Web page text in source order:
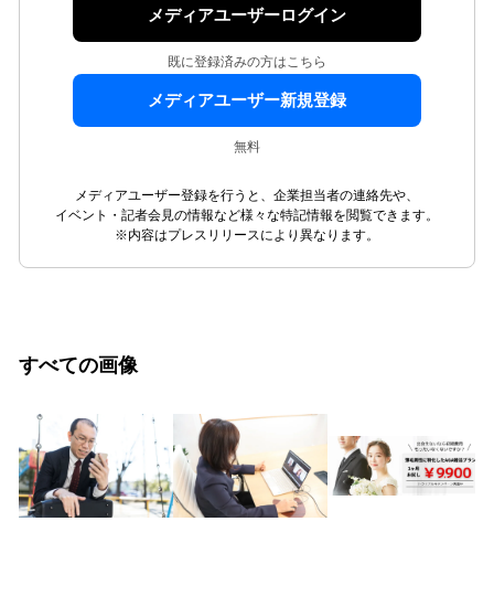
メディアユーザーログイン
既に登録済みの方はこちら
メディアユーザー新規登録
無料
メディアユーザー登録を行うと、企業担当者の連絡先や、
イベント・記者会見の情報など様々な特記情報を閲覧できます。
※内容はプレスリリースにより異なります。
すべての画像